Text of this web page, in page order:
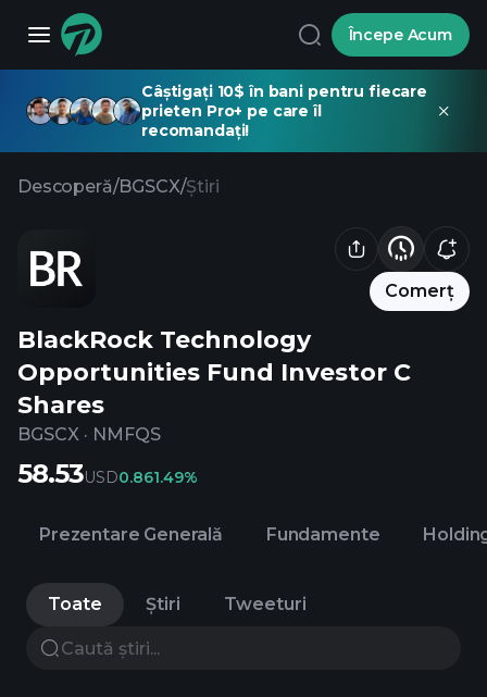
Începe Acum
Câștigați 10$ în bani pentru fiecare
prieten Pro+ pe care îl
recomandați!
Descoperă/BGSCX/Știri
Comerț
BlackRock Technology
Opportunities Fund Investor C
Shares
BGSCX · NMFQS
58.53USD0.861.49%
Prezentare Generală Fundamente
Toate Știri Tweeturi